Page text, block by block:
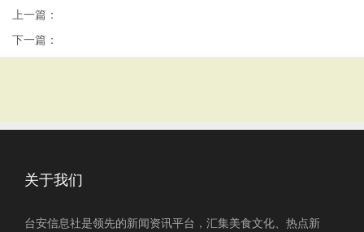
上一篇：
下一篇：
关于我们
台安信息社是领先的新闻资讯平台，汇集美食文化、热点新